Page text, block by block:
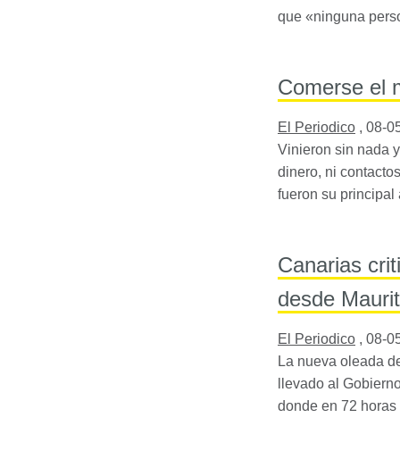
que «ninguna
Comerse el
El Periodico , 08-
Vinieron sin nada
dinero, ni
fueron su
Canarias
desde
El Periodico , 08-
La nueva oleada
llevado al
donde en 72